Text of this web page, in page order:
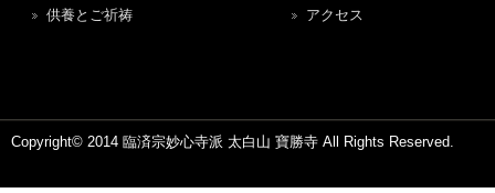
供養とご祈祷
アクセス
Copyright© 2014 臨済宗妙心寺派 太白山 寶勝寺 All Rights Reserved.